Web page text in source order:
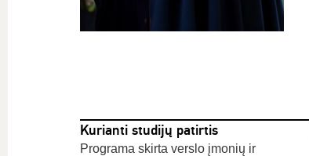
Kurianti studijų patirtis
Programa skirta verslo įmonių ir